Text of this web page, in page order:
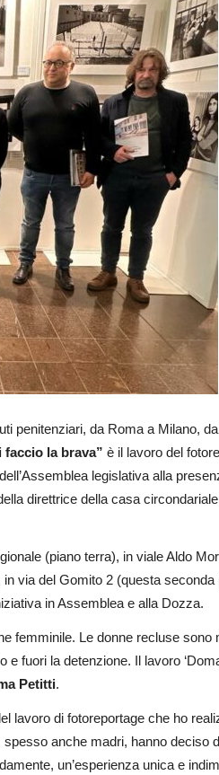
penitenziari, da Roma a Milano,
faccio la brava” è il lavoro del
legislativa alla
direttrice della casa
(piano terra), in viale Aldo
via del Gomito 2 (questa
in Assemblea e alla Dozza.
femminile. Le donne recluse
fuori la detenzione. Il lavoro
Petitti.
lavoro di fotoreportage che ho
anche madri, hanno deciso
un’esperienza unica e